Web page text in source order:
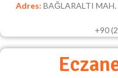
Adres: BAĞLARALTI
+90